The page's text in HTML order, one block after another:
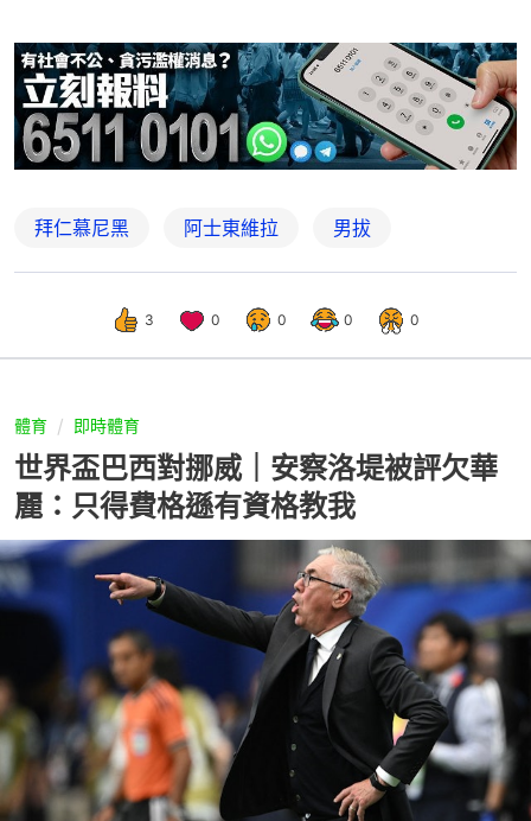
拜仁慕尼黑 阿士東維拉 男拔
3 0 0 0 0
體育 即時體育
世界盃巴西對挪威｜安察洛堤被評欠華
麗：只得費格遜有資格教我